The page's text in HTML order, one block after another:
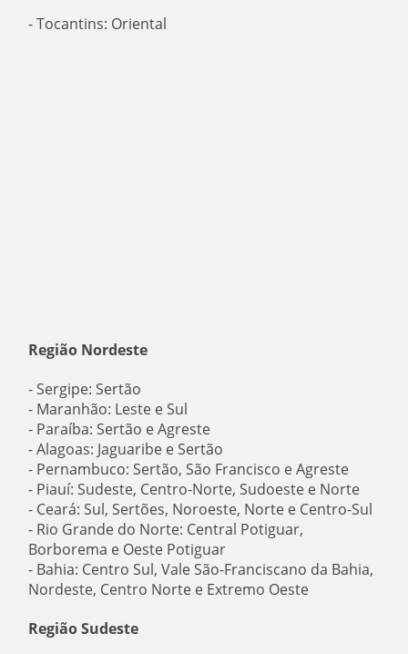
- Tocantins: Oriental
Região Nordeste
- Sergipe: Sertão
- Maranhão: Leste e Sul
- Paraíba: Sertão e Agreste
- Alagoas: Jaguaribe e Sertão
- Pernambuco: Sertão, São Francisco e Agreste
- Piauí: Sudeste, Centro-Norte, Sudoeste e Norte
- Ceará: Sul, Sertões, Noroeste, Norte e Centro-Sul
- Rio Grande do Norte: Central Potiguar,
Borborema e Oeste Potiguar
- Bahia: Centro Sul, Vale São-Franciscano da Bahia,
Nordeste, Centro Norte e Extremo Oeste
Região Sudeste